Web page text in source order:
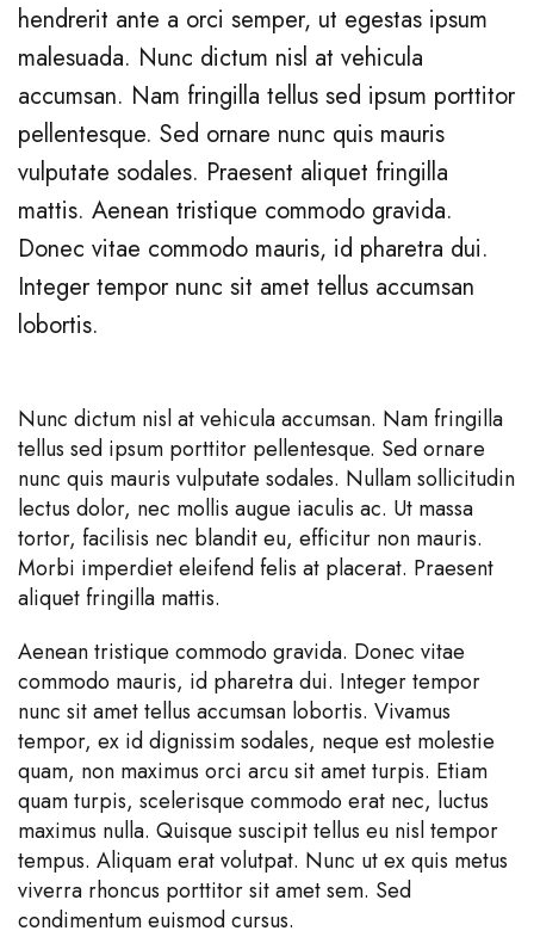
hendrerit ante a orci semper, ut egestas ipsum
malesuada. Nunc dictum nisl at vehicula
accumsan. Nam fringilla tellus sed ipsum porttitor
pellentesque. Sed ornare nunc quis mauris
vulputate sodales. Praesent aliquet fringilla
mattis. Aenean tristique commodo gravida.
Donec vitae commodo mauris, id pharetra dui.
Integer tempor nunc sit amet tellus accumsan
lobortis.
Nunc dictum nisl at vehicula accumsan. Nam fringilla
tellus sed ipsum porttitor pellentesque. Sed ornare
nunc quis mauris vulputate sodales. Nullam sollicitudin
lectus dolor, nec mollis augue iaculis ac. Ut massa
tortor, facilisis nec blandit eu, efficitur non mauris.
Morbi imperdiet eleifend felis at placerat. Praesent
aliquet fringilla mattis.
Aenean tristique commodo gravida. Donec vitae
commodo mauris, id pharetra dui. Integer tempor
nunc sit amet tellus accumsan lobortis. Vivamus
tempor, ex id dignissim sodales, neque est molestie
quam, non maximus orci arcu sit amet turpis. Etiam
quam turpis, scelerisque commodo erat nec, luctus
maximus nulla. Quisque suscipit tellus eu nisl tempor
tempus. Aliquam erat volutpat. Nunc ut ex quis metus
viverra rhoncus porttitor sit amet sem. Sed
condimentum euismod cursus.